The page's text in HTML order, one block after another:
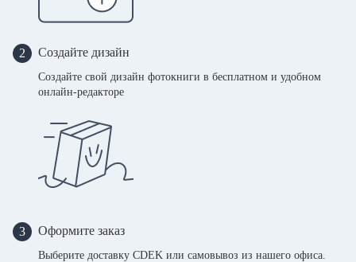
2 Создайте дизайн
Создайте свой дизайн фотокниги в бесплатном и удобном
онлайн-редакторе
3 Оформите заказ
Выберите доставку CDEK или самовывоз из нашего офиса.